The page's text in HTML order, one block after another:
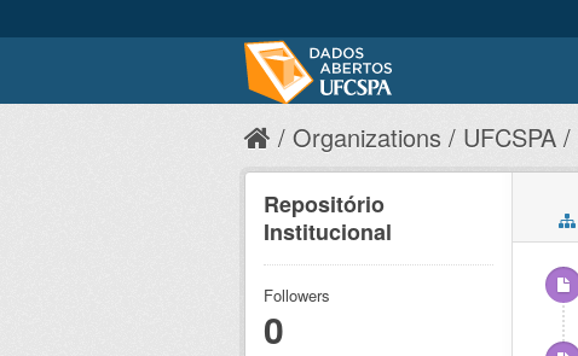
Organizations UFCSPA
Repositório
Institucional
Followers
0